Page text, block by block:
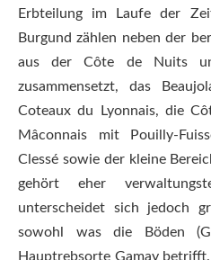
Erbteilung im Laufe der
Burgund zählen neben der
aus der Côte de Nuits
zusammensetzt, das
Coteaux du Lyonnais, die
Mâconnais mit Pouilly-
Clessé sowie der kleine
gehört eher
unterscheidet sich jedoch
sowohl was die Böden
Hauptrebsorte Gamay